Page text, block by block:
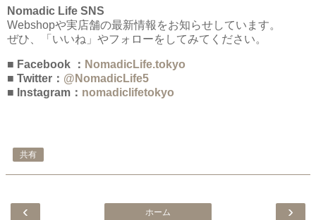
Nomadic Life SNS
Webshopや実店舗の最新情報をお知らせしています。
ぜひ、「いいね」やフォローをしてみてください。
■ Facebook ： NomadicLife.tokyo
■ Twitter： @NomadicLife5
■ Instagram： nomadiclifetokyo
共有
‹ ›
ホーム